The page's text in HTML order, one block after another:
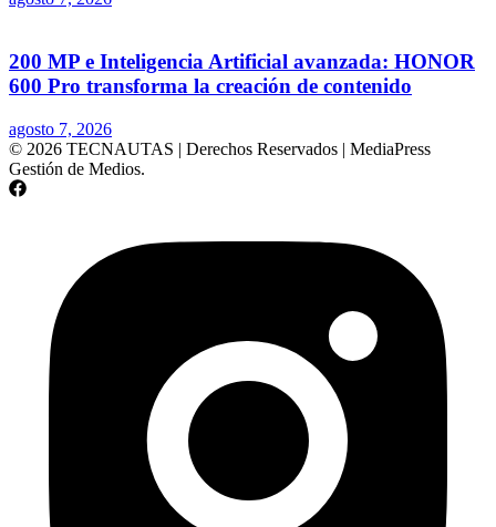
200 MP e Inteligencia Artificial avanzada: HONOR
600 Pro transforma la creación de contenido
agosto 7, 2026
© 2026 TECNAUTAS | Derechos Reservados | MediaPress
Gestión de Medios.